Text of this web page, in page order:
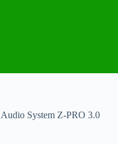
Audio System Z-PRO 3.0